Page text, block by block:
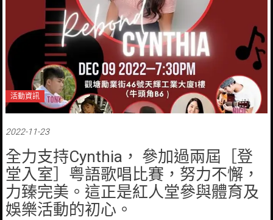
活動資訊
2022-11-23
全力支持Cynthia， 參加過兩屆［登
堂入室］粤語歌唱比賽，努力不懈，
力臻完美。這正是紅人堂參與體育及
娛樂活動的初心。